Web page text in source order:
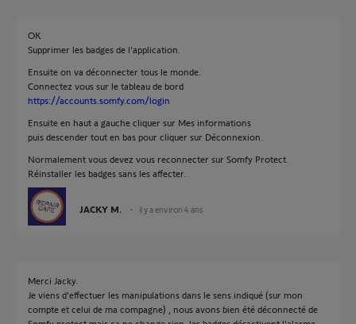
OK
Supprimer les badges de l'application.
Ensuite on va déconnecter tous le monde.
Connectez vous sur le tableau de bord
https://accounts.somfy.com/login
Ensuite en haut a gauche cliquer sur Mes informations
puis descender tout en bas pour cliquer sur Déconnexion.
Normalement vous devez vous reconnecter sur Somfy Protect.
Réinstaller les badges sans les affecter.
JACKY M. il y a environ 4 ans
Merci Jacky.
Je viens d'effectuer les manipulations dans le sens indiqué (sur mon
compte et celui de ma compagne) , nous avons bien été déconnecté de